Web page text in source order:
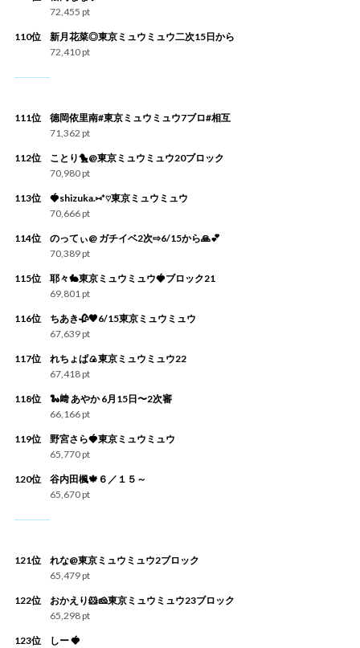
72,455 pt
110位
新月花菜◎東京ミュウミュウ二次15日から
72,410 pt
111位
德岡依里南#東京ミュウミュウ7ブロ#相互
71,362 pt
112位
ことり🐤@東京ミュウミュウ20ブロック
70,980 pt
113位
🍓shizuka.⑅*♡東京ミュウミュウ
70,666 pt
114位
のってぃ@ ガチイベ2次⇨6/15から🙏💕
70,389 pt
115位
耶々🐇東京ミュウミュウ🍓ブロック21
69,801 pt
116位
ちあき🥀🖤6/15東京ミュウミュウ
67,639 pt
117位
れちょぱ🍙東京ミュウミュウ22
67,418 pt
118位
🐍﨑 あやか 6月15日〜2次審
66,166 pt
119位
野宮さら🍓東京ミュウミュウ
65,770 pt
120位
谷内田楓🍁６／１５～
65,670 pt
121位
れな@東京ミュウミュウ2ブロック
65,479 pt
122位
おかえり🐹🧀東京ミュウミュウ23ブロック
65,298 pt
123位
しー 🍓